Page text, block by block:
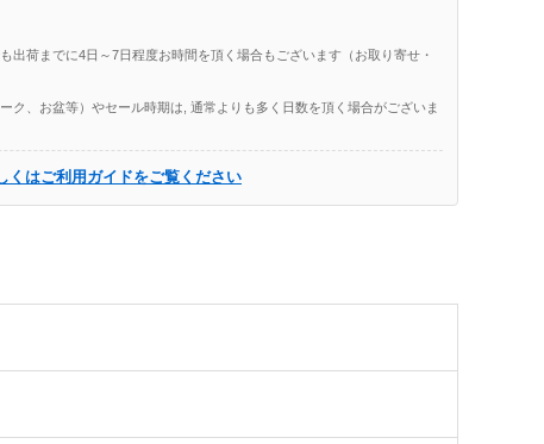
出荷までに4日～7日程度お時間を頂く場合もございます（お取り寄せ・
ク、お盆等）やセール時期は, 通常よりも多く日数を頂く場合がございま
くはご利用ガイドをご覧ください